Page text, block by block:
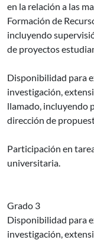
en la relación a las
Formación de
incluyendo
de proyectos
Disponibilidad para
investigación,
llamado, incluyendo
dirección de
Participación en
universitaria.
Grado 3
Disponibilidad para
investigación,